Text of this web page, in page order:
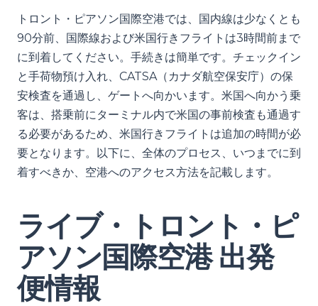
トロント・ピアソン国際空港では、国内線は少なくとも
90分前、国際線および米国行きフライトは3時間前まで
に到着してください。手続きは簡単です。チェックイン
と手荷物預け入れ、CATSA（カナダ航空保安庁）の保
安検査を通過し、ゲートへ向かいます。米国へ向かう乗
客は、搭乗前にターミナル内で米国の事前検査も通過す
る必要があるため、米国行きフライトは追加の時間が必
要となります。以下に、全体のプロセス、いつまでに到
着すべきか、空港へのアクセス方法を記載します。
ライブ・トロント・ピ
アソン国際空港 出発
便情報